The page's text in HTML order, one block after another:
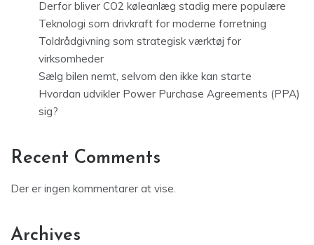
Derfor bliver CO2 køleanlæg stadig mere populære
Teknologi som drivkraft for moderne forretning
Toldrådgivning som strategisk værktøj for
virksomheder
Sælg bilen nemt, selvom den ikke kan starte
Hvordan udvikler Power Purchase Agreements (PPA)
sig?
Recent Comments
Der er ingen kommentarer at vise.
Archives